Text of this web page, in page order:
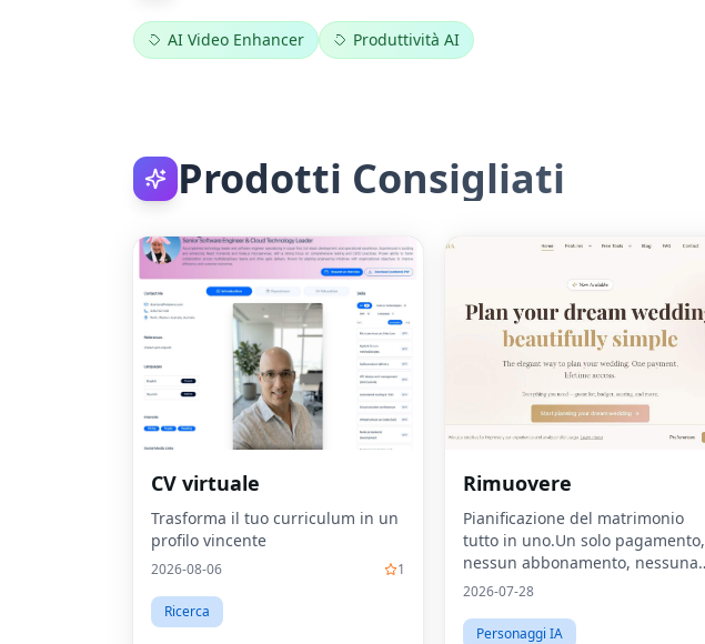
AI Video Enhancer Produttività AI
Prodotti Consigliati
CV virtuale
Trasforma il tuo curriculum in un
profilo vincente
2026-08-06 1
Ricerca
Rimuovere
Pianificazione del matrimonio
tutto in uno.Un solo pagamento,
nessun abbonamento, nessuna
vendita di dati.
2026-07-28
Personaggi IA